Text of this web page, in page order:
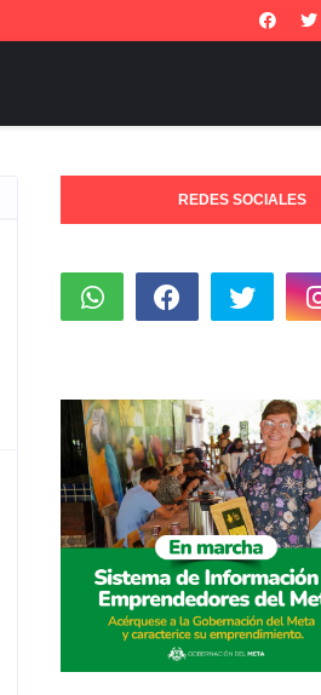
REDES SOCIALES